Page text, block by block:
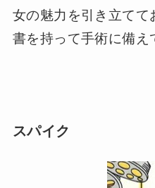
女の魅力を引き立てて
書を持って手術に備え
スパイク